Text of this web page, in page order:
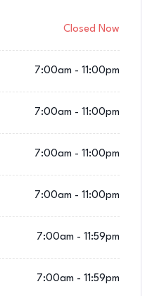
Closed Now
7:00am - 11:00pm
7:00am - 11:00pm
7:00am - 11:00pm
7:00am - 11:00pm
7:00am - 11:59pm
7:00am - 11:59pm